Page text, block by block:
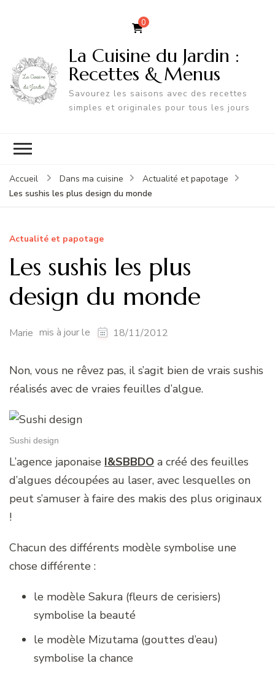
0
La Cuisine du Jardin :
Recettes & Menus
Savourez les saisons avec des recettes
simples et originales pour tous les jours
Accueil Dans ma cuisine
Actualité et papotage
Les sushis les plus design du monde
Actualité et papotage
Les sushis les plus
design du monde
Marie mis à jour le 18/11/2012
Non, vous ne rêvez pas, il s’agit bien de vrais sushis
réalisés avec de vraies feuilles d’algue.
Sushi design
L’agence japonaise I&SBBDO a créé des feuilles
d’algues découpées au laser, avec lesquelles on
peut s’amuser à faire des makis des plus originaux
!
Chacun des différents modèle symbolise une
chose différente :
le modèle Sakura (fleurs de cerisiers)
symbolise la beauté
le modèle Mizutama (gouttes d’eau)
symbolise la chance